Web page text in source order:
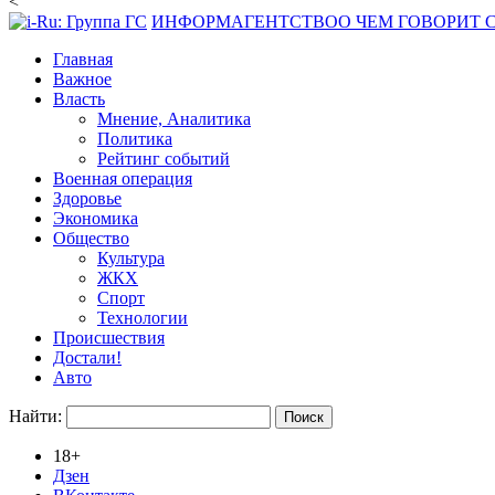
ИНФОРМАГЕНТСТВОО ЧЕМ ГОВОРИТ
Главная
Важное
Власть
Мнение, Аналитика
Политика
Рейтинг событий
Военная операция
Здоровье
Экономика
Общество
Культура
ЖКХ
Спорт
Технологии
Происшествия
Достали!
Авто
Найти:
18+
Дзен